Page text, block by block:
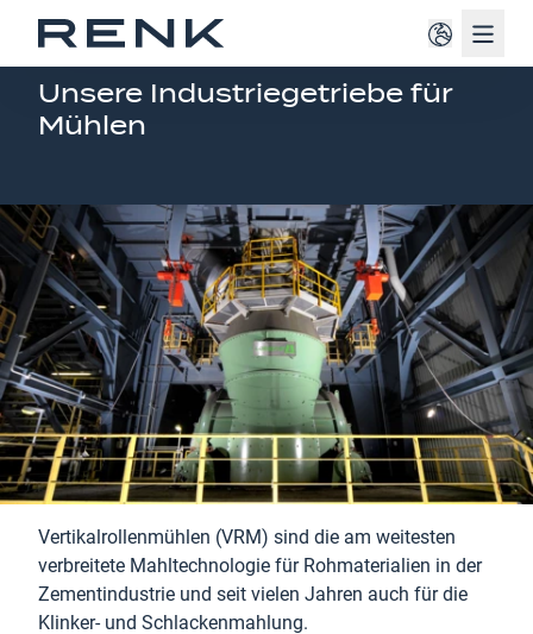
INDUSTRIEGETRIEBE
Unsere Industriegetriebe für
Mühlen
Vertikalrollenmühlen (VRM) sind die am weitesten
verbreitete Mahltechnologie für Rohmaterialien in der
Zementindustrie und seit vielen Jahren auch für die
Klinker- und Schlackenmahlung.